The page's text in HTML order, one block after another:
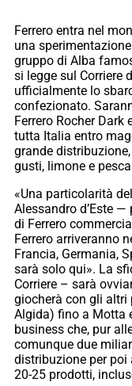
Ferrero entra nel
una
gruppo di Alba
si legge sul Corriere
ufficialmente lo
confezionato.
Ferrero Rocher
tutta Italia entro
grande
gusti, limone e
«Una particolarità
Alessandro d’Este
di Ferrero
Ferrero arriveranno
Francia, Germania,
sarà solo qui». La
Corriere – sarà
giocherà con gli altri
Algida) fino a Motta
business che, pur
comunque due
distribuzione per poi
20-25 prodotti,